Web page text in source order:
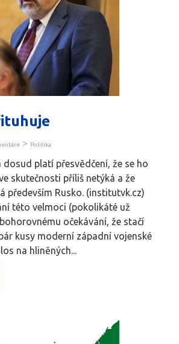
> Politika
platí přesvědčení, že se ho
skutečnosti příliš netýká a že
především Rusko. (institutvk.cz)
této velmoci (pokolikáté už
očekávání, že stačí
kusy moderní západní vojenské
na hliněných...